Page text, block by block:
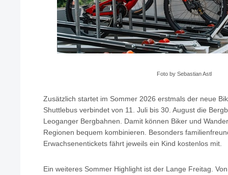
Foto by Sebastian Astl
Zusätzlich startet im Sommer 2026 erstmals der neue
Shuttlebus verbindet von 11. Juli bis 30. August die
Leoganger Bergbahnen. Damit können Biker und
Regionen bequem kombinieren. Besonders
Erwachsenentickets fährt jeweils ein Kind kostenlos mit.
Ein weiteres Sommer Highlight ist der Lange Freitag.